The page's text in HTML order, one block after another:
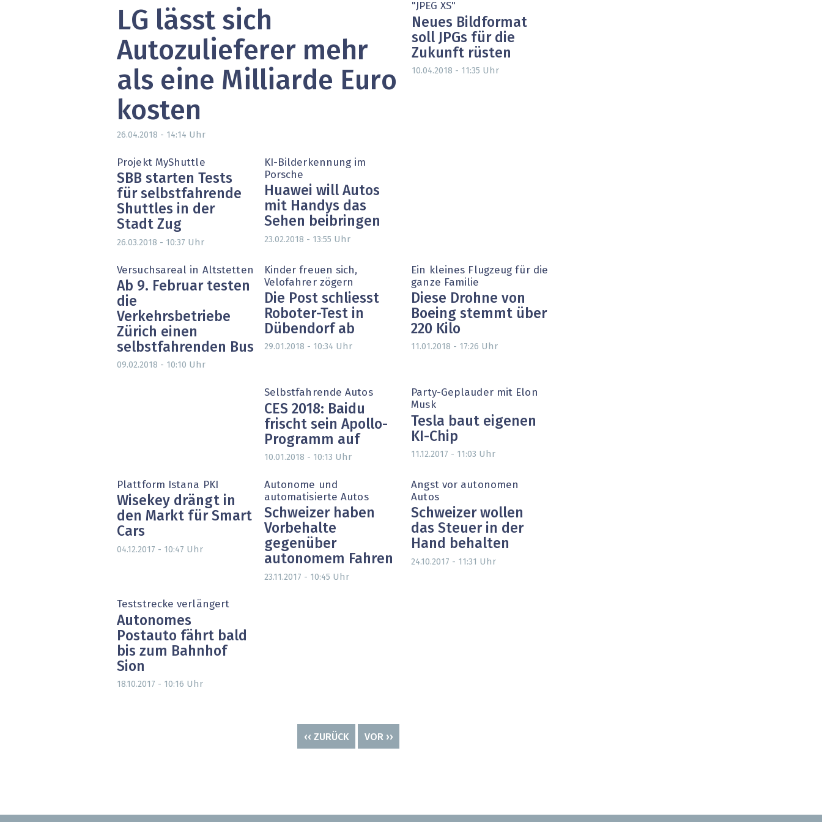
» alle News Gesundheit wird digital
Blockchain
EU-DSGVO
» alle Dossiers
IT for Health
Artificial Intelligence
Finance 2030
LG lässt sich
Autozulieferer mehr
als eine Milliarde Euro
kosten
26.04.2018 - 14:14 Uhr
"JPEG XS"
Neues Bildformat
soll JPGs für die
Zukunft rüsten
10.04.2018 - 11:35 Uhr
Projekt MyShuttle
SBB starten Tests
für selbstfahrende
Shuttles in der
Stadt Zug
26.03.2018 - 10:37 Uhr
KI-Bilderkennung im
Porsche
Huawei will Autos
mit Handys das
Sehen beibringen
23.02.2018 - 13:55 Uhr
Versuchsareal in Altstetten
Ab 9. Februar testen
die
Verkehrsbetriebe
Zürich einen
selbstfahrenden Bus
09.02.2018 - 10:10 Uhr
Kinder freuen sich,
Velofahrer zögern
Die Post schliesst
Roboter-Test in
Dübendorf ab
29.01.2018 - 10:34 Uhr
Ein kleines Flugzeug für die
ganze Familie
Diese Drohne von
Boeing stemmt über
220 Kilo
11.01.2018 - 17:26 Uhr
Selbstfahrende Autos
CES 2018: Baidu
frischt sein Apollo-
Programm auf
10.01.2018 - 10:13 Uhr
Party-Geplauder mit Elon
Musk
Tesla baut eigenen
KI-Chip
11.12.2017 - 11:03 Uhr
Plattform Istana PKI
Wisekey drängt in
den Markt für Smart
Cars
04.12.2017 - 10:47 Uhr
Autonome und
automatisierte Autos
Schweizer haben
Vorbehalte
gegenüber
autonomem Fahren
23.11.2017 - 10:45 Uhr
Angst vor autonomen
Autos
Schweizer wollen
das Steuer in der
Hand behalten
24.10.2017 - 11:31 Uhr
Teststrecke verlängert
Autonomes
Postauto fährt bald
bis zum Bahnhof
Sion
18.10.2017 - 10:16 Uhr
VORHERIGE
‹‹ ZURÜCK
NÄCHSTE
VOR ››